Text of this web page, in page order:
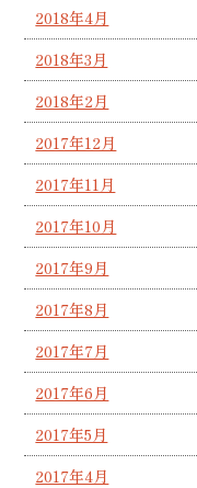
2018年4月
2018年3月
2018年2月
2017年12月
2017年11月
2017年10月
2017年9月
2017年8月
2017年7月
2017年6月
2017年5月
2017年4月